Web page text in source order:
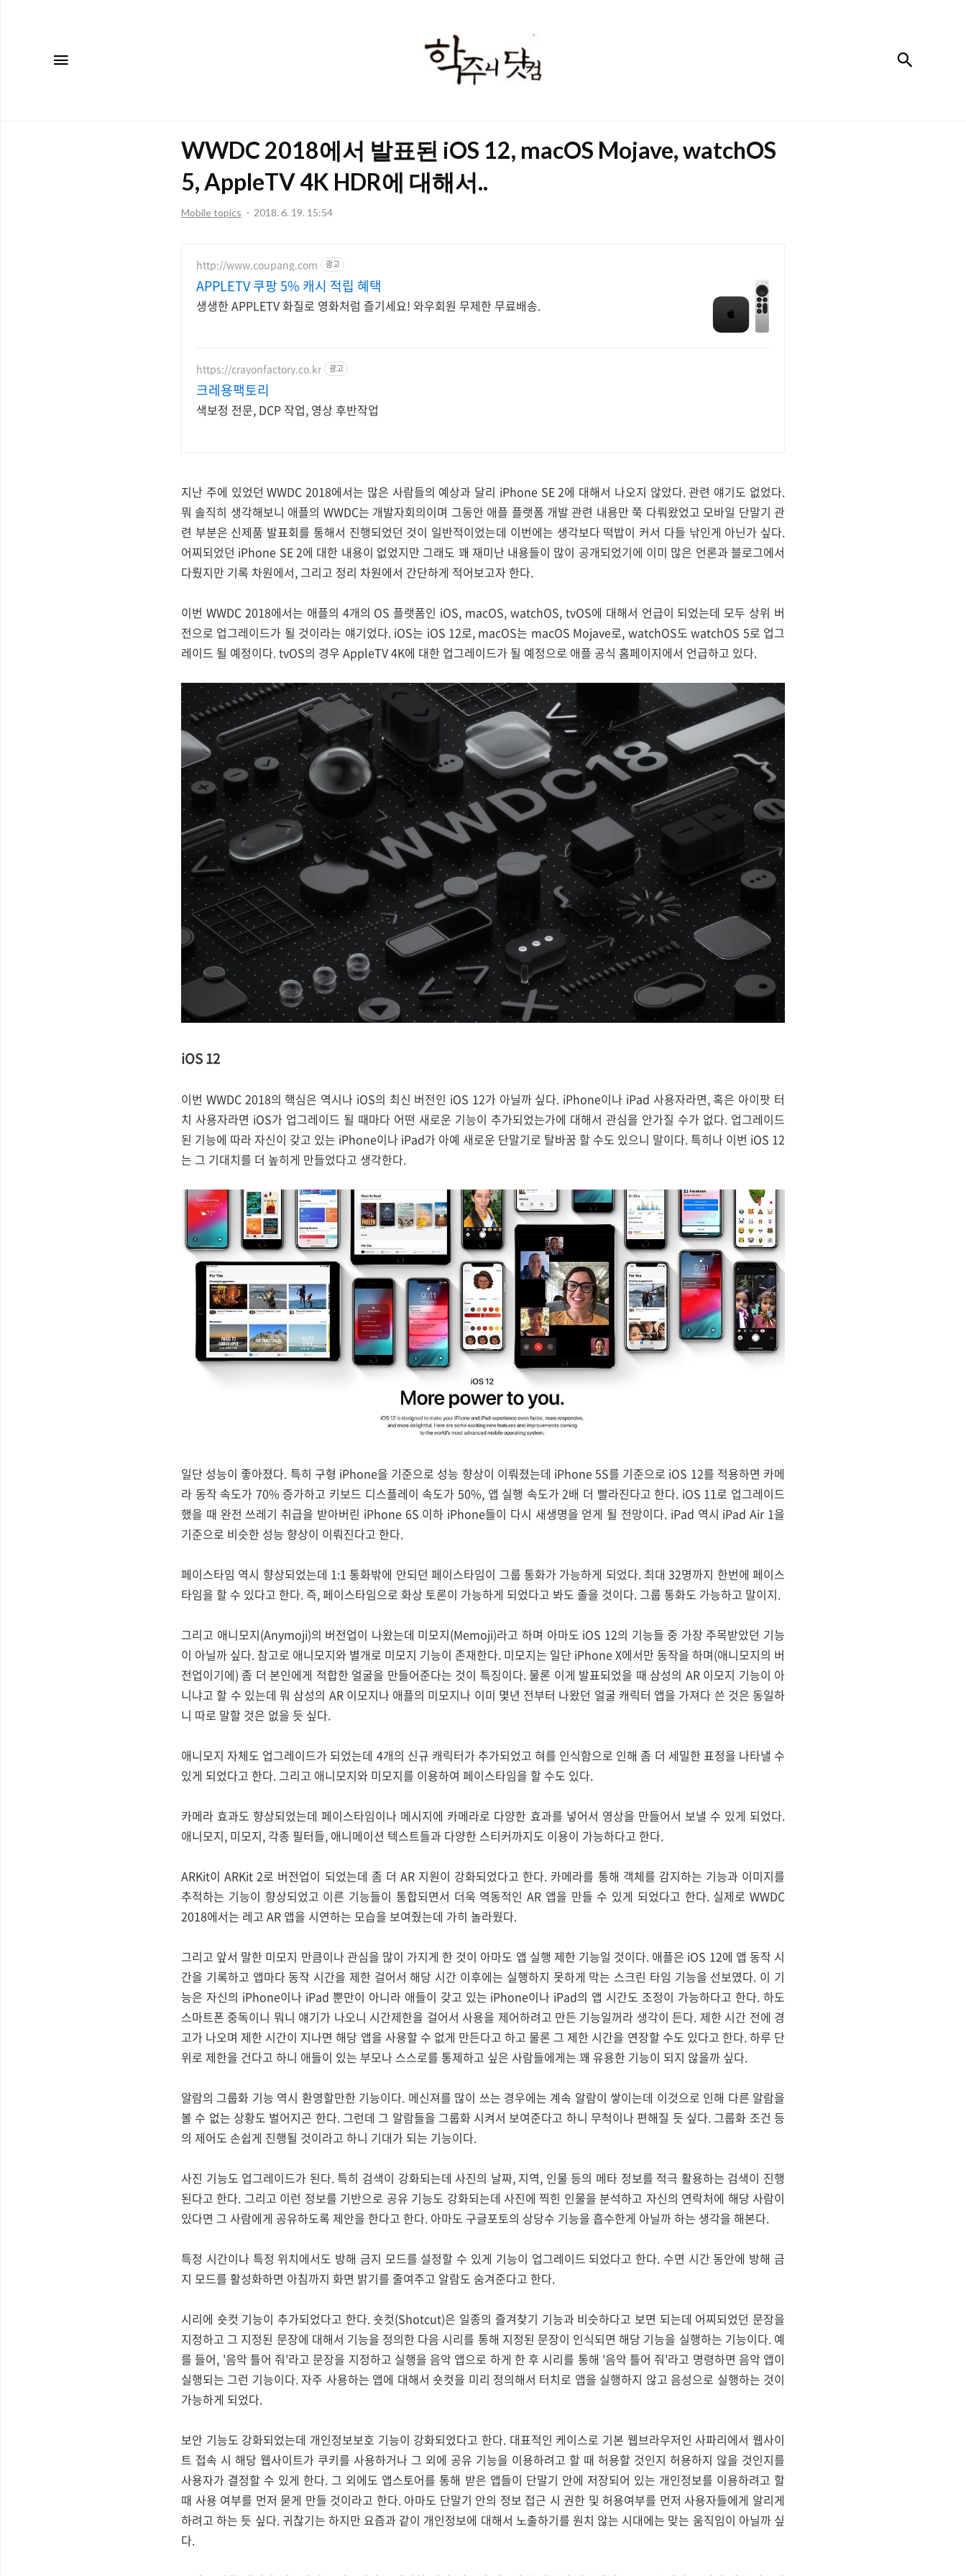
주
닷
컴
WWDC 2018에서 발표된 iOS 12, macOS Mojave, watchOS
5, AppleTV 4K HDR에 대해서..
Mobile topics 2018. 6. 19. 15:54
http://www.coupang.com 광고
APPLETV 쿠팡 5% 캐시 적립 혜택
생생한 APPLETV 화질로 영화처럼 즐기세요! 와우회원 무제한 무료배송.
https://crayonfactory.co.kr 광고
크레용팩토리
색보정 전문, DCP 작업, 영상 후반작업
지난 주에 있었던 WWDC 2018에서는 많은 사람들의 예상과 달리 iPhone SE 2에 대해서 나오지 않았다. 관련 얘기도 없었다.
뭐 솔직히 생각해보니 애플의 WWDC는 개발자회의이며 그동안 애플 플랫폼 개발 관련 내용만 쭉 다뤄왔었고 모바일 단말기 관
련 부분은 신제품 발표회를 통해서 진행되었던 것이 일반적이었는데 이번에는 생각보다 떡밥이 커서 다들 낚인게 아닌가 싶다.
어찌되었던 iPhone SE 2에 대한 내용이 없었지만 그래도 꽤 재미난 내용들이 많이 공개되었기에 이미 많은 언론과 블로그에서
다뤘지만 기록 차원에서, 그리고 정리 차원에서 간단하게 적어보고자 한다.
이번 WWDC 2018에서는 애플의 4개의 OS 플랫폼인 iOS, macOS, watchOS, tvOS에 대해서 언급이 되었는데 모두 상위 버
전으로 업그레이드가 될 것이라는 얘기었다. iOS는 iOS 12로, macOS는 macOS Mojave로, watchOS도 watchOS 5로 업그
레이드 될 예정이다. tvOS의 경우 AppleTV 4K에 대한 업그레이드가 될 예정으로 애플 공식 홈페이지에서 언급하고 있다.
iOS 12
이번 WWDC 2018의 핵심은 역시나 iOS의 최신 버전인 iOS 12가 아닐까 싶다. iPhone이나 iPad 사용자라면, 혹은 아이팟 터
치 사용자라면 iOS가 업그레이드 될 때마다 어떤 새로운 기능이 추가되었는가에 대해서 관심을 안가질 수가 없다. 업그레이드
된 기능에 따라 자신이 갖고 있는 iPhone이나 iPad가 아예 새로운 단말기로 탈바꿈 할 수도 있으니 말이다. 특히나 이번 iOS 12
는 그 기대치를 더 높히게 만들었다고 생각한다.
일단 성능이 좋아졌다. 특히 구형 iPhone을 기준으로 성능 향상이 이뤄졌는데 iPhone 5S를 기준으로 iOS 12를 적용하면 카메
라 동작 속도가 70% 증가하고 키보드 디스플레이 속도가 50%, 앱 실행 속도가 2배 더 빨라진다고 한다. iOS 11로 업그레이드
했을 때 완전 쓰레기 취급을 받아버린 iPhone 6S 이하 iPhone들이 다시 새생명을 얻게 될 전망이다. iPad 역시 iPad Air 1을
기준으로 비슷한 성능 향상이 이뤄진다고 한다.
페이스타임 역시 향상되었는데 1:1 통화밖에 안되던 페이스타임이 그룹 통화가 가능하게 되었다. 최대 32명까지 한번에 페이스
타임을 할 수 있다고 한다. 즉, 페이스타임으로 화상 토론이 가능하게 되었다고 봐도 졸을 것이다. 그룹 통화도 가능하고 말이지.
그리고 애니모지(Anymoji)의 버전업이 나왔는데 미모지(Memoji)라고 하며 아마도 iOS 12의 기능들 중 가장 주목받았던 기능
이 아닐까 싶다. 참고로 애니모지와 별개로 미모지 기능이 존재한다. 미모지는 일단 iPhone X에서만 동작을 하며(애니모지의 버
전업이기에) 좀 더 본인에게 적합한 얼굴을 만들어준다는 것이 특징이다. 물론 이게 발표되었을 때 삼성의 AR 이모지 기능이 아
니냐고 할 수 있는데 뭐 삼성의 AR 이모지나 애플의 미모지나 이미 몇년 전부터 나왔던 얼굴 캐릭터 앱을 가져다 쓴 것은 동일하
니 따로 말할 것은 없을 듯 싶다.
애니모지 자체도 업그레이드가 되었는데 4개의 신규 캐릭터가 추가되었고 혀를 인식함으로 인해 좀 더 세밀한 표정을 나타낼 수
있게 되었다고 한다. 그리고 애니모지와 미모지를 이용하여 페이스타임을 할 수도 있다.
카메라 효과도 향상되었는데 페이스타임이나 메시지에 카메라로 다양한 효과를 넣어서 영상을 만들어서 보낼 수 있게 되었다.
애니모지, 미모지, 각종 필터들, 애니메이션 텍스트들과 다양한 스티커까지도 이용이 가능하다고 한다.
ARKit이 ARKit 2로 버전업이 되었는데 좀 더 AR 지원이 강화되었다고 한다. 카메라를 통해 객체를 감지하는 기능과 이미지를
추적하는 기능이 향상되었고 이른 기능들이 통합되면서 더욱 역동적인 AR 앱을 만들 수 있게 되었다고 한다. 실제로 WWDC
2018에서는 레고 AR 앱을 시연하는 모습을 보여줬는데 가히 놀라웠다.
그리고 앞서 말한 미모지 만큼이나 관심을 많이 가지게 한 것이 아마도 앱 실행 제한 기능일 것이다. 애플은 iOS 12에 앱 동작 시
간을 기록하고 앱마다 동작 시간을 제한 걸어서 해당 시간 이후에는 실행하지 못하게 막는 스크린 타임 기능을 선보였다. 이 기
능은 자신의 iPhone이나 iPad 뿐만이 아니라 애들이 갖고 있는 iPhone이나 iPad의 앱 시간도 조정이 가능하다고 한다. 하도
스마트폰 중독이니 뭐니 얘기가 나오니 시간제한을 걸어서 사용을 제어하려고 만든 기능일꺼라 생각이 든다. 제한 시간 전에 경
고가 나오며 제한 시간이 지나면 해당 앱을 사용할 수 없게 만든다고 하고 물론 그 제한 시간을 연장할 수도 있다고 한다. 하루 단
위로 제한을 건다고 하니 애들이 있는 부모나 스스로를 통제하고 싶은 사람들에게는 꽤 유용한 기능이 되지 않을까 싶다.
알람의 그룹화 기능 역시 환영할만한 기능이다. 메신져를 많이 쓰는 경우에는 계속 알람이 쌓이는데 이것으로 인해 다른 알람을
볼 수 없는 상황도 벌어지곤 한다. 그런데 그 알람들을 그룹화 시켜서 보여준다고 하니 무척이나 편해질 듯 싶다. 그룹화 조건 등
의 제어도 손쉽게 진행될 것이라고 하니 기대가 되는 기능이다.
사진 기능도 업그레이드가 된다. 특히 검색이 강화되는데 사진의 날짜, 지역, 인물 등의 메타 정보를 적극 활용하는 검색이 진행
된다고 한다. 그리고 이런 정보를 기반으로 공유 기능도 강화되는데 사진에 찍힌 인물을 분석하고 자신의 연락처에 해당 사람이
있다면 그 사람에게 공유하도록 제안을 한다고 한다. 아마도 구글포토의 상당수 기능을 흡수한게 아닐까 하는 생각을 해본다.
특정 시간이나 특정 위치에서도 방해 금지 모드를 설정할 수 있게 기능이 업그레이드 되었다고 한다. 수면 시간 동안에 방해 금
지 모드를 활성화하면 아침까지 화면 밝기를 줄여주고 알람도 숨겨준다고 한다.
시리에 숏컷 기능이 추가되었다고 한다. 숏컷(Shotcut)은 일종의 즐겨찾기 기능과 비슷하다고 보면 되는데 어찌되었던 문장을
지정하고 그 지정된 문장에 대해서 기능을 정의한 다음 시리를 통해 지정된 문장이 인식되면 해당 기능을 실행하는 기능이다. 예
를 들어, '음악 틀어 줘'라고 문장을 지정하고 실행을 음악 앱으로 하게 한 후 시리를 통해 '음악 틀어 줘'라고 명령하면 음악 앱이
실행되는 그런 기능이다. 자주 사용하는 앱에 대해서 숏컷을 미리 정의해서 터치로 앱을 실행하지 않고 음성으로 실행하는 것이
가능하게 되었다.
보안 기능도 강화되었는데 개인정보보호 기능이 강화되었다고 한다. 대표적인 케이스로 기본 웹브라우저인 사파리에서 웹사이
트 접속 시 해당 웹사이트가 쿠키를 사용하거나 그 외에 공유 기능을 이용하려고 할 때 허용할 것인지 허용하지 않을 것인지를
사용자가 결정할 수 있게 한다. 그 외에도 앱스토어를 통해 받은 앱들이 단말기 안에 저장되어 있는 개인정보를 이용하려고 할
때 사용 여부를 먼저 묻게 만들 것이라고 한다. 아마도 단말기 안의 정보 접근 시 권한 및 허용여부를 먼저 사용자들에게 알리게
하려고 하는 듯 싶다. 귀찮기는 하지만 요즘과 같이 개인정보에 대해서 노출하기를 원치 않는 시대에는 맞는 움직임이 아닐까 싶
다.